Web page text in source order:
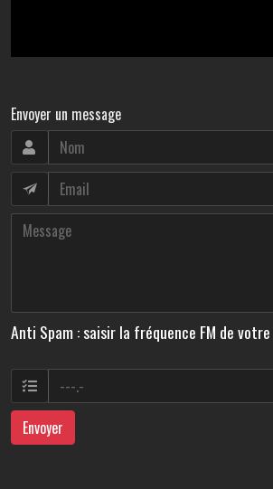
Envoyer un message
Anti Spam : saisir la fréquence FM de
Envoyer